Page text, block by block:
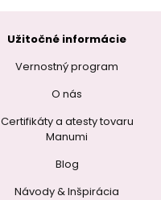
Užitočné informácie
Vernostný program
O nás
Certifikáty a atesty tovaru
Manumi
Blog
Návody & Inšpirácia